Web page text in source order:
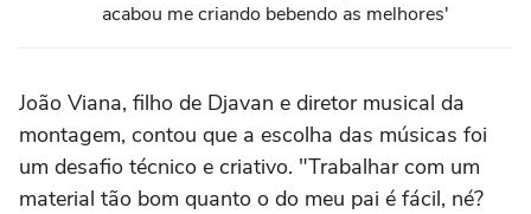
acabou me criando bebendo as melhores'
João Viana, filho de Djavan e diretor musical da
montagem, contou que a escolha das músicas foi
um desafio técnico e criativo. "Trabalhar com um
material tão bom quanto o do meu pai é fácil, né?